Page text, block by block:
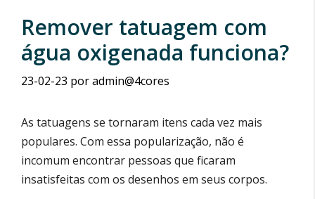
Remover tatuagem com
água oxigenada funciona?
23-02-23 poradmin@4cores
As tatuagens se tornaram itens cada vez mais
populares. Com essa popularização, não é
incomum encontrar pessoas que ficaram
insatisfeitas com os desenhos em seus corpos.